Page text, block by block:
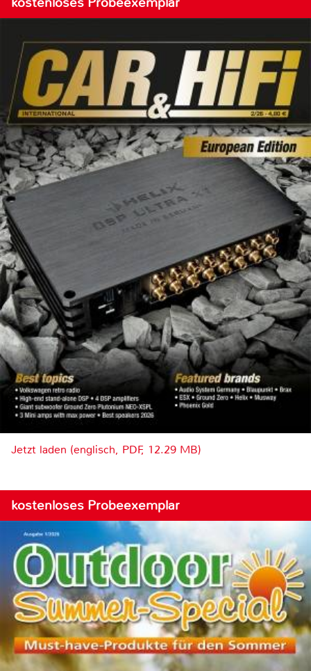
Jetzt laden (englisch, PDF, 12.29 MB)
kostenloses Probeexemplar